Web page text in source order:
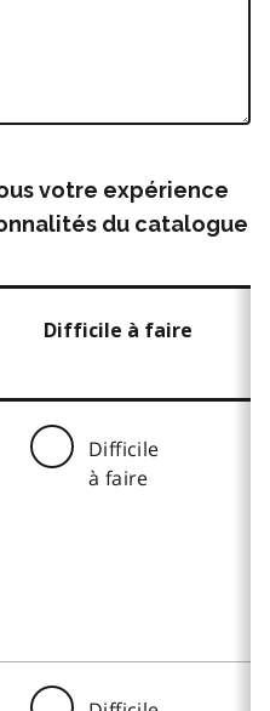
votre expérience
du catalogue
Difficile à faire
Difficile
à faire